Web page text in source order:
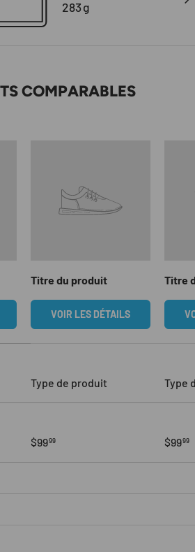
283g
COMPARABLES
Titre du produit
VOIR LES DÉTAILS
Titre
Type de produit Type
$9999 $9999